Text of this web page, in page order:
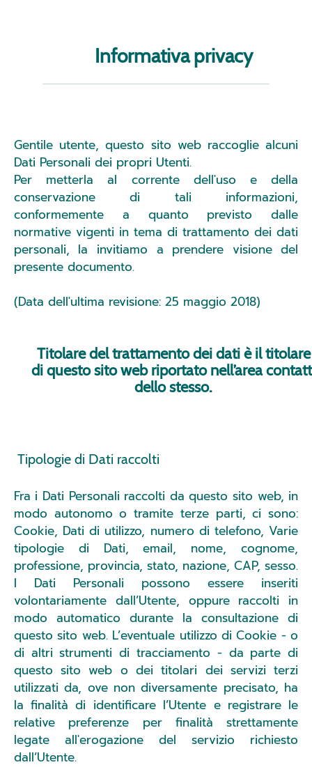
Informativa privacy
Gentile utente, questo sito web raccoglie alcuni
Dati Personali dei propri Utenti.
Per metterla al corrente dell'uso e della
conservazione di tali informazioni,
conformemente a quanto previsto dalle
normative vigenti in tema di trattamento dei dati
personali, la invitiamo a prendere visione del
presente documento.
(Data dell'ultima revisione: 25 maggio 2018)
Titolare del trattamento dei dati è il titolare
di questo sito web riportato nell’area
dello stesso.
Tipologie di Dati raccolti
Fra i Dati Personali raccolti da questo sito web, in
modo autonomo o tramite terze parti, ci sono:
Cookie, Dati di utilizzo, numero di telefono, Varie
tipologie di Dati, email, nome, cognome,
professione, provincia, stato, nazione, CAP, sesso.
I Dati Personali possono essere inseriti
volontariamente dall’Utente, oppure raccolti in
modo automatico durante la consultazione di
questo sito web. L’eventuale utilizzo di Cookie - o
di altri strumenti di tracciamento - da parte di
questo sito web o dei titolari dei servizi terzi
utilizzati da, ove non diversamente precisato, ha
la finalità di identificare l’Utente e registrare le
relative preferenze per finalità strettamente
legate all'erogazione del servizio richiesto
dall’Utente.